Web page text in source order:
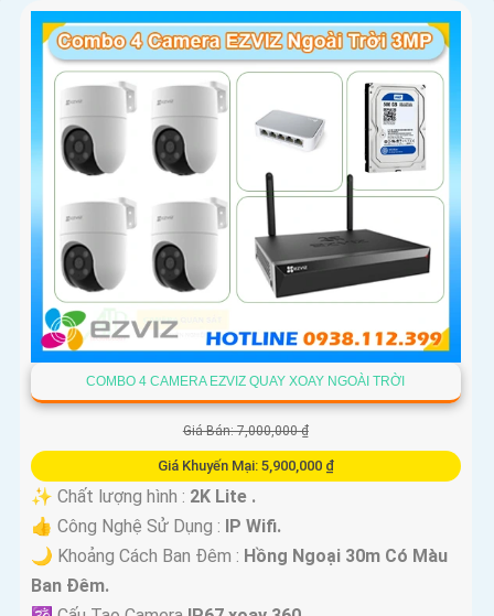
COMBO 4 CAMERA EZVIZ QUAY XOAY NGOÀI TRỜI
Giá Bán: 7,000,000 ₫
Giá Khuyến Mại: 5,900,000 ₫
✨ Chất lượng hình : 2K Lite .
👍 Công Nghệ Sử Dụng : IP Wifi.
🌙 Khoảng Cách Ban Đêm : Hồng Ngoại 30m Có Màu
Ban Ðêm.